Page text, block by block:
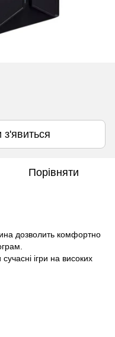
Порівняти
дозволить комфортно
ігри на високих